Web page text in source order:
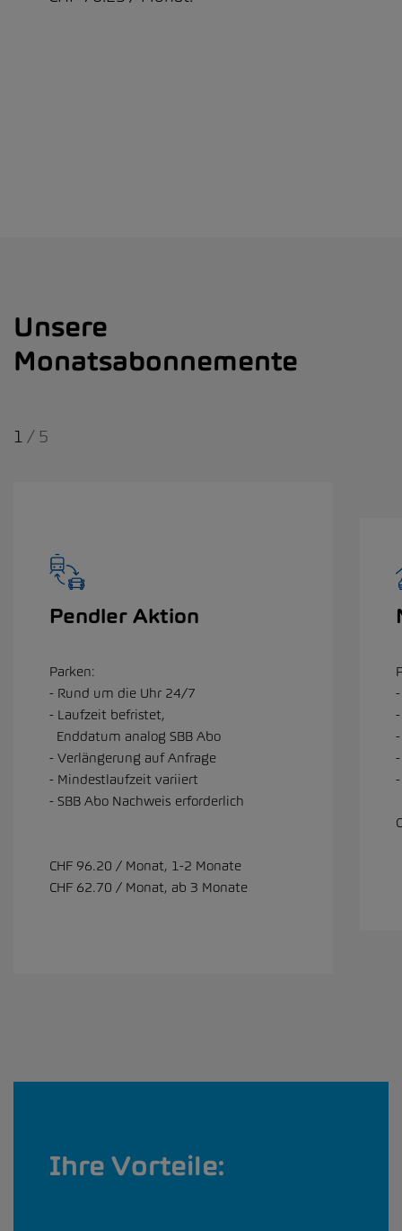
Unsere
Monatsabonnemente
1 / 5
Pendler Aktion
Parken:
- Rund um die Uhr 24/7
- Laufzeit befristet,
Enddatum analog SBB Abo
- Verlängerung auf Anfrage
- Mindestlaufzeit variiert
- SBB Abo Nachweis erforderlich
CHF 96.20 / Monat, 1-2 Monate
CHF 62.70 / Monat, ab 3 Monate
Ihre Vorteile: